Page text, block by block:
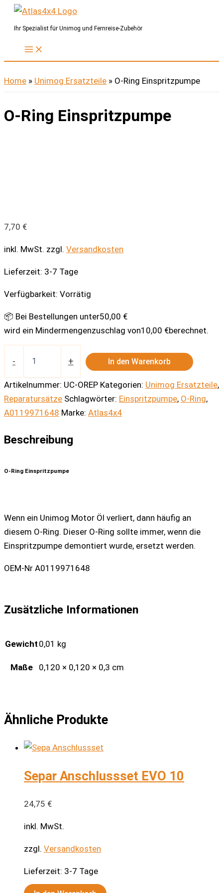
Zum
InhaltIhr Spezialist für Unimog und Fernreise-Zubehör
Home » Unimog Ersatzteile » O-Ring Einspritzpumpe
O-Ring Einspritzpumpe
7,70 €
inkl. MwSt. zzgl. Versandkosten
Lieferzeit: 3-7 Tage
Verfügbarkeit: Vorrätig
📦 Bei Bestellungen unter50,00 €
wird ein Mindermengenzuschlag von10,00 €berechnet.
-
Menge
+ In den Warenkorb
Artikelnummer: UC-OREP Kategorien: Unimog Ersatzteile,
Reparatursätze Schlagwörter: Einspritzpumpe, O-Ring,
A0119971648 Marke: Atlas4x4
Beschreibung
O-Ring Einspritzpumpe
Wenn ein Unimog Motor Öl verliert, dann häufig an
diesem O-Ring. Dieser O-Ring sollte immer, wenn die
Einspritzpumpe demontiert wurde, ersetzt werden.
OEM-Nr A0119971648
Zusätzliche Informationen
Gewicht 0,01 kg
Maße 0,120 × 0,120 × 0,3 cm
Ähnliche Produkte
Separ Anschlussset EVO 10
24,75 €
inkl. MwSt.
zzgl. Versandkosten
Lieferzeit: 3-7 Tage